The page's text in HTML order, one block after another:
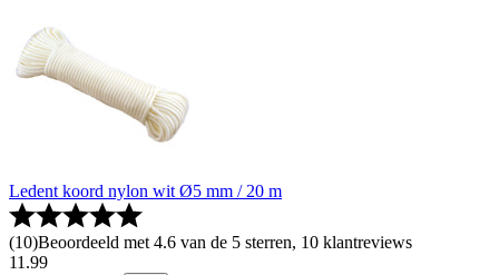
Ledent koord nylon wit Ø5 mm / 20 m
(10)Beoordeeld met 4.6 van de 5 sterren, 10 klantreviews
11 .99